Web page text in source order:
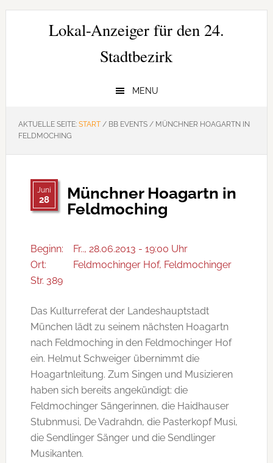
Zur
Hauptnavigation
Zum
Zur
SeitenspalteLokal-Anzeiger für den 24.
Stadtbezirk
MENU
AKTUELLE SEITE: START /BB EVENTS /MÜNCHNER HOAGARTN IN
FELDMOCHING
Juni
28
Münchner Hoagartn in
Feldmoching
Beginn:
Fr.., 28.06.2013 - 19:00 Uhr
Ort:
Feldmochinger Hof, Feldmochinger
Str. 389
Das Kulturreferat der Landeshauptstadt
München lädt zu seinem nächsten Hoagartn
nach Feldmoching in den Feldmochinger Hof
ein. Helmut Schweiger übernimmt die
Hoagartnleitung. Zum Singen und Musizieren
haben sich bereits angekündigt: die
Feldmochinger Sängerinnen, die Haidhauser
Stubnmusi, De Vadrahdn, die Pasterkopf Musi,
die Sendlinger Sänger und die Sendlinger
Musikanten.